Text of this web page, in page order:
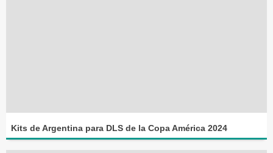
Kits de Argentina para DLS de la Copa América 2024